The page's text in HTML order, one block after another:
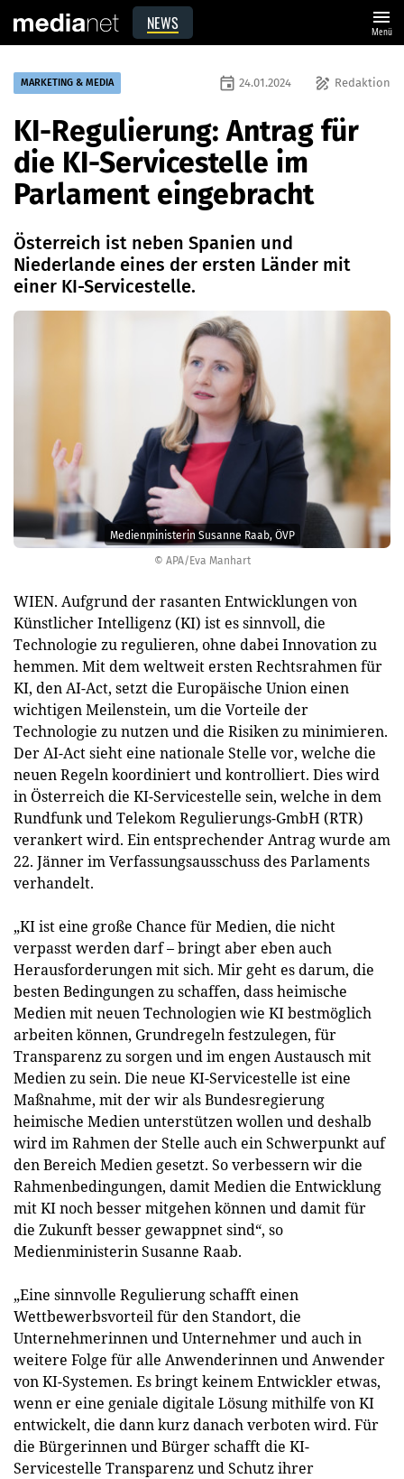
NEWS menu
Menü
© APA/Eva Manhart
Medienministerin Susanne Raab, ÖVP
MARKETING & MEDIA draw Redaktion
event 24.01.2024
KI-Regulierung: Antrag für
die KI-Servicestelle im
Parlament eingebracht
Österreich ist neben Spanien und
Niederlande eines der ersten Länder mit
einer KI-Servicestelle.
WIEN. Aufgrund der rasanten Entwicklungen von
Künstlicher Intelligenz (KI) ist es sinnvoll, die
Technologie zu regulieren, ohne dabei Innovation zu
hemmen. Mit dem weltweit ersten Rechtsrahmen für
KI, den AI-Act, setzt die Europäische Union einen
wichtigen Meilenstein, um die Vorteile der
Technologie zu nutzen und die Risiken zu minimieren.
Der AI-Act sieht eine nationale Stelle vor, welche die
neuen Regeln koordiniert und kontrolliert. Dies wird
in Österreich die KI-Servicestelle sein, welche in dem
Rundfunk und Telekom Regulierungs-GmbH (RTR)
verankert wird. Ein entsprechender Antrag wurde am
22. Jänner im Verfassungsausschuss des Parlaments
verhandelt.
„KI ist eine große Chance für Medien, die nicht
verpasst werden darf – bringt aber eben auch
Herausforderungen mit sich. Mir geht es darum, die
besten Bedingungen zu schaffen, dass heimische
Medien mit neuen Technologien wie KI bestmöglich
arbeiten können, Grundregeln festzulegen, für
Transparenz zu sorgen und im engen Austausch mit
Medien zu sein. Die neue KI-Servicestelle ist eine
Maßnahme, mit der wir als Bundesregierung
heimische Medien unterstützen wollen und deshalb
wird im Rahmen der Stelle auch ein Schwerpunkt auf
den Bereich Medien gesetzt. So verbessern wir die
Rahmenbedingungen, damit Medien die Entwicklung
mit KI noch besser mitgehen können und damit für
die Zukunft besser gewappnet sind“, so
Medienministerin Susanne Raab.
„Eine sinnvolle Regulierung schafft einen
Wettbewerbsvorteil für den Standort, die
Unternehmerinnen und Unternehmer und auch in
weitere Folge für alle Anwenderinnen und Anwender
von KI-Systemen. Es bringt keinem Entwickler etwas,
wenn er eine geniale digitale Lösung mithilfe von KI
entwickelt, die dann kurz danach verboten wird. Für
die Bürgerinnen und Bürger schafft die KI-
Servicestelle Transparenz und Schutz ihrer